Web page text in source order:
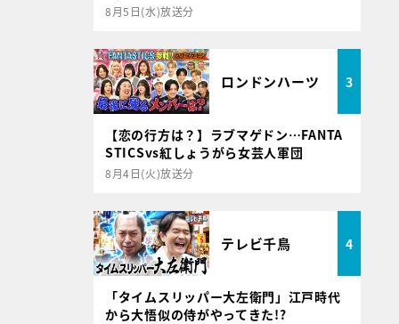
8月5日(水)放送分
ロンドンハーツ 3
【恋の行方は？】ラブマゲドン…FANTA
STICSvs紅しょうがら女芸人軍団
8月4日(火)放送分
テレビ千鳥 4
「タイムスリッパー大左衛門」江戸時代
から大悟似の侍がやってきた!?